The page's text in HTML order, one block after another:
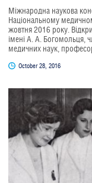
Міжнародна наукова
Національному
жовтня 2016 року.
імені А. А. Богомольця,
медичних наук,
госпиаль, м. Афіни).
October 28, 2016